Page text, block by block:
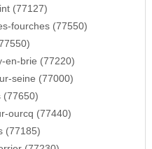
(77127)
fourches (77550)
en-brie (77220)
seine (77000)
(77650)
ourcq (77440)
(77185)